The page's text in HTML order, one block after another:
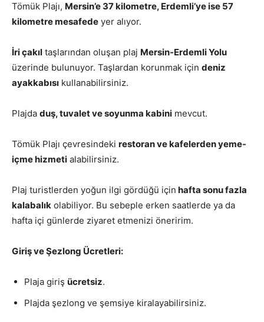
Tömük Plajı, Mersin’e 37 kilometre, Erdemli’ye ise 57
kilometre mesafede yer alıyor.
İri çakıl taşlarından oluşan plaj Mersin-Erdemli Yolu
üzerinde bulunuyor. Taşlardan korunmak için deniz
ayakkabısı kullanabilirsiniz.
Plajda duş, tuvalet ve soyunma kabini mevcut.
Tömük Plajı çevresindeki restoran ve kafelerden yeme-
içme hizmeti alabilirsiniz.
Plaj turistlerden yoğun ilgi gördüğü için hafta sonu fazla
kalabalık olabiliyor. Bu sebeple erken saatlerde ya da
hafta içi günlerde ziyaret etmenizi öneririm.
Giriş ve Şezlong Ücretleri:
Plaja giriş ücretsiz.
Plajda şezlong ve şemsiye kiralayabilirsiniz.